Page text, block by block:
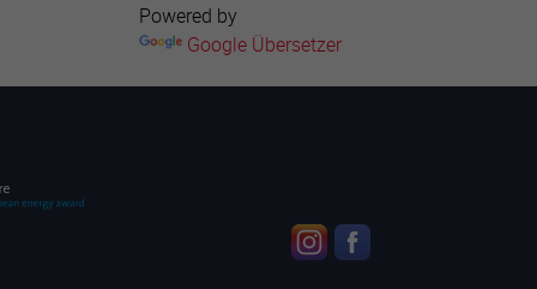
Powered by
Google Übersetzer